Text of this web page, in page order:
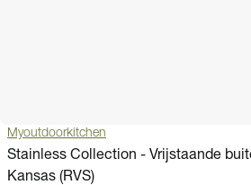
Myoutdoorkitchen
Stainless Collection - Vrijstaande
Kansas (RVS)